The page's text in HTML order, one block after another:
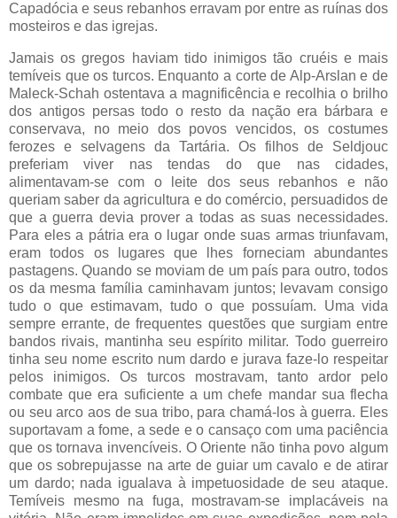
Capadócia e seus rebanhos erravam por entre as ruínas dos
mosteiros e das igrejas.
Jamais os gregos haviam tido inimigos tão cruéis e mais
temíveis que os turcos. Enquanto a corte de Alp-Arslan e de
Maleck-Schah ostentava a magnificência e recolhia o brilho
dos antigos persas todo o resto da nação era bárbara e
conservava, no meio dos povos vencidos, os costumes
ferozes e selvagens da Tartária. Os filhos de Seldjouc
preferiam viver nas tendas do que nas cidades,
alimentavam-se com o leite dos seus rebanhos e não
queriam saber da agricultura e do comércio, persuadidos de
que a guerra devia prover a todas as suas necessidades.
Para eles a pátria era o lugar onde suas armas triunfavam,
eram todos os lugares que lhes forneciam abundantes
pastagens. Quando se moviam de um país para outro, todos
os da mesma família caminhavam juntos; levavam consigo
tudo o que estimavam, tudo o que possuíam. Uma vida
sempre errante, de frequentes questões que surgiam entre
bandos rivais, mantinha seu espírito militar. Todo guerreiro
tinha seu nome escrito num dardo e jurava faze-lo respeitar
pelos inimigos. Os turcos mostravam, tanto ardor pelo
combate que era suficiente a um chefe mandar sua flecha
ou seu arco aos de sua tribo, para chamá-los à guerra. Eles
suportavam a fome, a sede e o cansaço com uma paciência
que os tornava invencíveis. O Oriente não tinha povo algum
que os sobrepujasse na arte de guiar um cavalo e de atirar
um dardo; nada igualava à impetuosidade de seu ataque.
Temíveis mesmo na fuga, mostravam-se implacáveis na